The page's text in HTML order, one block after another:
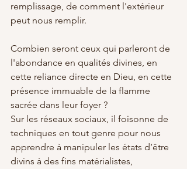
remplissage, de comment l'extérieur
peut nous remplir.
Combien seront ceux qui parleront de
l'abondance en qualités divines, en
cette reliance directe en Dieu, en cette
présence immuable de la flamme
sacrée dans leur foyer ?
Sur les réseaux sociaux, il foisonne de
techniques en tout genre pour nous
apprendre à manipuler les états d’être
divins à des fins matérialistes,